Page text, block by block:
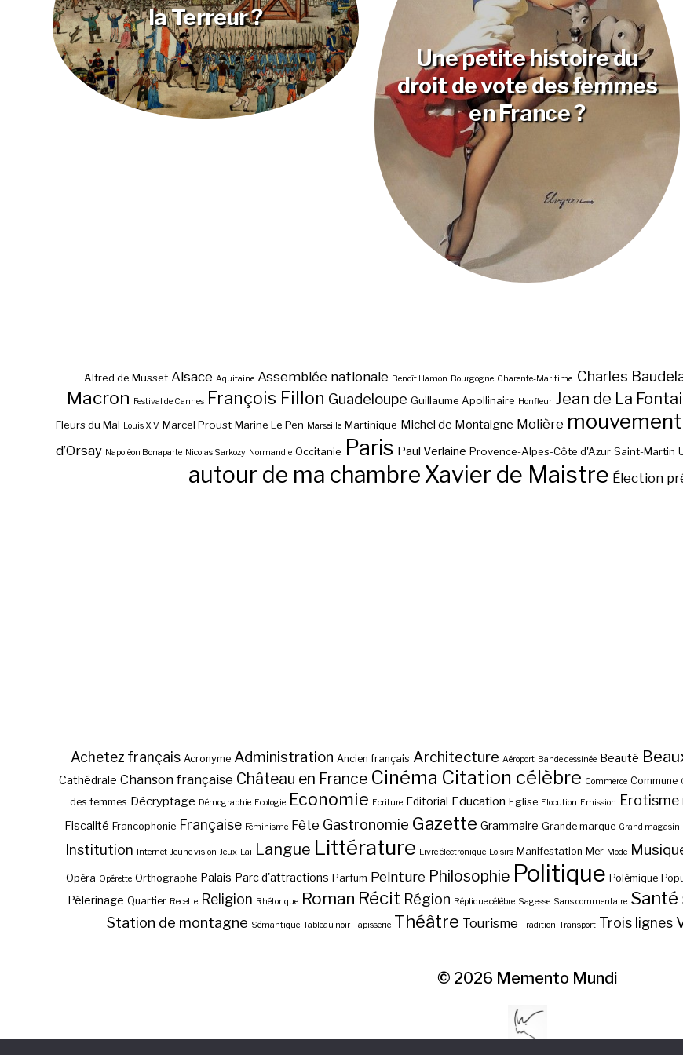
la Terreur ?
Une petite histoire du
droit de vote des femmes
en France ?
Alfred de Musset Alsace Aquitaine Assemblée nationale Benoît Hamon Bourgogne Charente-Maritime. Charles
Macron
Festival de Cannes François Fillon Guadeloupe Guillaume Apollinaire Honfleur Jean de La
Fleurs du Mal Louis XIV Marcel Proust Marine Le Pen Marseille Martinique Michel de Montaigne Molière
d’Orsay Napoléon Bonaparte Nicolas Sarkozy Normandie Occitanie Paris Paul Verlaine Provence-Alpes-Côte d'Azur Saint-Martin
autour de ma chambreXavier de Maistre Élection
Achetez français Acronyme Administration Ancien français Architecture Aéroport Bande dessinée Beauté
Cathédrale Chanson française Château en France Cinéma Citation célèbre Commerce Commune
des femmes Décryptage Démographie Ecologie Economie Ecriture Editorial Education Eglise Elocution Emission Erotisme
Fiscalité Francophonie Française Féminisme Fête Gastronomie Gazette Grammaire Grande marque Grand magasin
Institution Internet Jeune vision Jeux Lai Langue Littérature Livre électronique Loisirs Manifestation Mer Mode
Opéra Opérette Orthographe Palais Parc d'attractions Parfum Peinture Philosophie Politique Polémique
Pélerinage Quartier Recette Religion Rhétorique Roman Récit Région Réplique célèbre Sagesse Sans commentaire Santé
Station de montagne Sémantique Tableau noir Tapisserie Théâtre Tourisme Tradition Transport Trois lignes
© 2026 Memento Mundi